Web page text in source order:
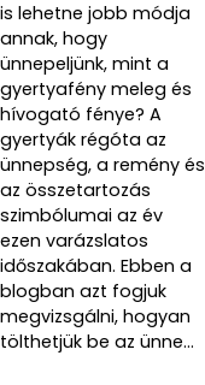
is lehetne jobb módja
annak, hogy
ünnepeljünk, mint a
gyertyafény meleg és
hívogató fénye? A
gyertyák régóta az
ünnepség, a remény és
az összetartozás
szimbólumai az év
ezen varázslatos
időszakában. Ebben a
blogban azt fogjuk
megvizsgálni, hogyan
tölthetjük be az ünne...